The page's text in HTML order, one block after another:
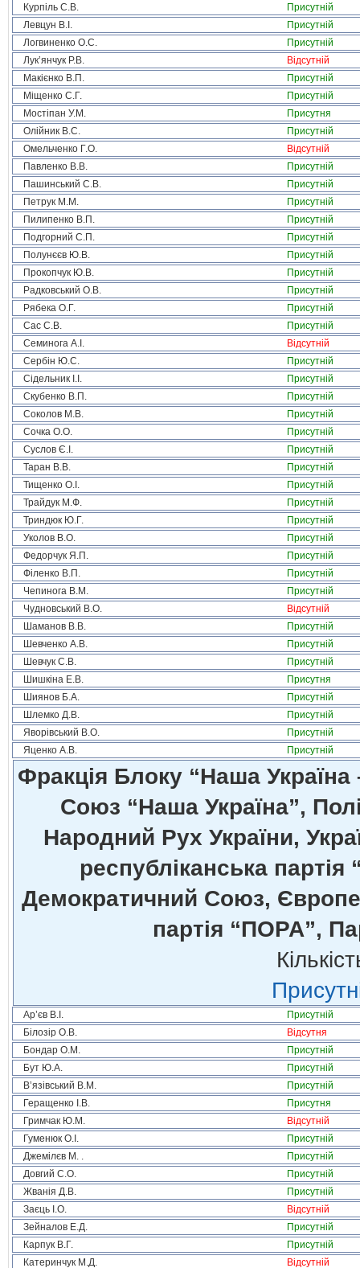
Курпіль С.В.
Присутній
Левцун В.І.
Присутній
Логвиненко О.С.
Присутній
Лук’янчук Р.В.
Відсутній
Макієнко В.П.
Присутній
Міщенко С.Г.
Присутній
Мостіпан У.М.
Присутня
Олійник В.С.
Присутній
Омельченко Г.О.
Відсутній
Павленко В.В.
Присутній
Пашинський С.В.
Присутній
Петрук М.М.
Присутній
Пилипенко В.П.
Присутній
Подгорний С.П.
Присутній
Полунєєв Ю.В.
Присутній
Прокопчук Ю.В.
Присутній
Радковський О.В.
Присутній
Рябека О.Г.
Присутній
Сас С.В.
Присутній
Семинога А.І.
Відсутній
Сербін Ю.С.
Присутній
Сідельник І.І.
Присутній
Скубенко В.П.
Присутній
Соколов М.В.
Присутній
Сочка О.О.
Присутній
Суслов Є.І.
Присутній
Таран В.В.
Присутній
Тищенко О.І.
Присутній
Трайдук М.Ф.
Присутній
Триндюк Ю.Г.
Присутній
Уколов В.О.
Присутній
Федорчук Я.П.
Присутній
Філенко В.П.
Присутній
Чепинога В.М.
Присутній
Чудновський В.О.
Відсутній
Шаманов В.В.
Присутній
Шевченко А.В.
Присутній
Шевчук С.В.
Присутній
Шишкіна Е.В.
Присутня
Шиянов Б.А.
Присутній
Шлемко Д.В.
Присутній
Яворівський В.О.
Присутній
Яценко А.В.
Присутній
Фракція Блоку “Наша
Союз “Наша Україна”,
Народний Рух України,
республіканська
Демократичний Союз,
партія “ПОРА”,
Ар’єв В.І.
Присутній
Білозір О.В.
Відсутня
Бондар О.М.
Присутній
Бут Ю.А.
Присутній
В’язівський В.М.
Присутній
Геращенко І.В.
Присутня
Гримчак Ю.М.
Відсутній
Гуменюк О.І.
Присутній
Джемілєв М. .
Присутній
Довгий С.О.
Присутній
Жванія Д.В.
Присутній
Заєць І.О.
Відсутній
Зейналов Е.Д.
Присутній
Карпук В.Г.
Присутній
Катеринчук М.Д.
Відсутній